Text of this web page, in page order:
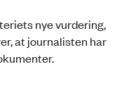
nye vurdering,
at journalisten har